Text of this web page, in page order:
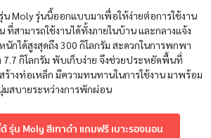
Moly รุ่นนี้ออกแบบมาเพื่อให้ง่ายต่อการใช้งาน
สามารถใช้งานได้ทั้งภายในบ้าน และกลางแจ้ง
กได้สูงสุดถึง 300 กิโลกรัม สะดวกในการพกพา
7.7 กิโลกรัม พับเก็บง่าย จึงช่วยประหยัดพื้นที่
ร้างท่อเหล็ก มีความทนทานในการใช้งาน มาพร้อม
มสบายระหว่างการพักผ่อน
รุ่น Moly สีเทาดำ แถมฟรี เบาะรองนอน